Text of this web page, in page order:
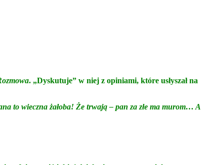
. „Dyskutuje” w niej z opiniami, które usłyszał na
to wieczna żałoba! Że trwają – pan za złe ma murom… A